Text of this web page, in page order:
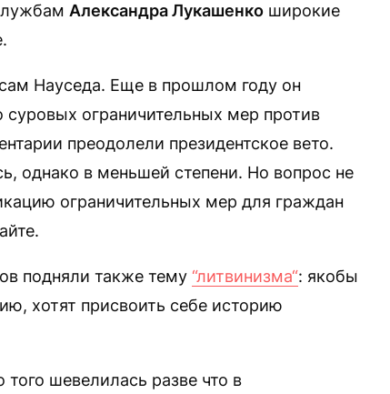
Александра Лукашенко широкие
Науседа. Еще в прошлом году он
ограничительных мер против
преодолели президентское вето.
однако в меньшей степени. Но вопрос не
ограничительных мер для граждан
подняли также тему “литвинизма“: якобы
хотят присвоить себе историю
шевелилась разве что в